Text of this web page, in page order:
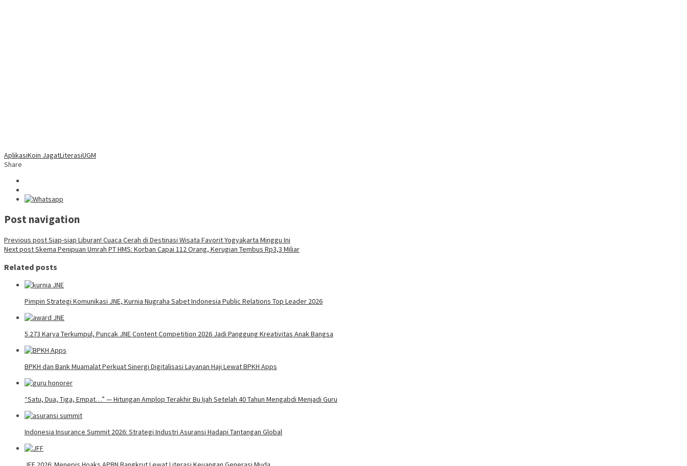
AplikasiKoin JagatLiterasiUGM
Share
Post navigation
Previous postSiap-siap Liburan! Cuaca Cerah di Destinasi Wisata Favorit Yogyakarta Minggu Ini
Next postSkema Penipuan Umrah PT HMS: Korban Capai 112 Orang, Kerugian Tembus Rp3,3 Miliar
Related posts
Pimpin Strategi Komunikasi JNE, Kurnia Nugraha Sabet Indonesia Public Relations Top Leader 2026
5.273 Karya Terkumpul, Puncak JNE Content Competition 2026 Jadi Panggung Kreativitas Anak Bangsa
BPKH dan Bank Muamalat Perkuat Sinergi Digitalisasi Layanan Haji Lewat BPKH Apps
“Satu, Dua, Tiga, Empat…” — Hitungan Amplop Terakhir Bu Ijah Setelah 40 Tahun Mengabdi Menjadi Guru
Indonesia Insurance Summit 2026: Strategi Industri Asuransi Hadapi Tantangan Global